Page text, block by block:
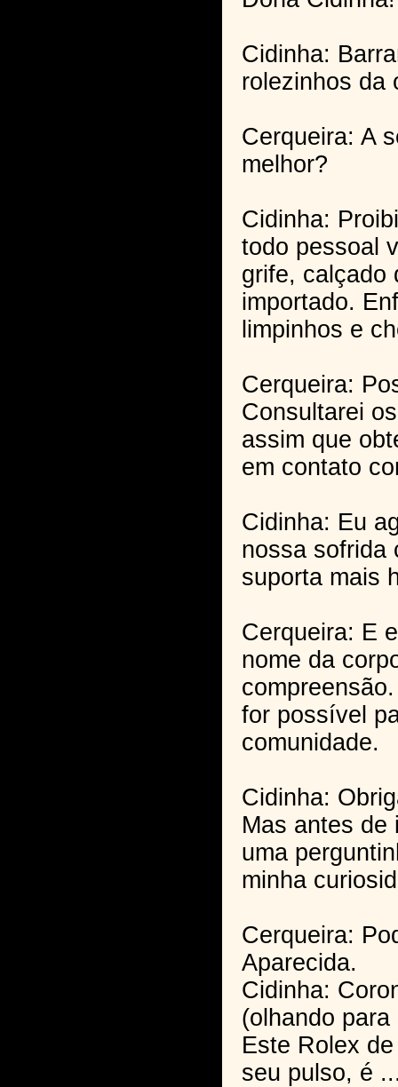
Cidinha:
rolezinhos da
Cerqueira: A
melhor?
Cidinha:
todo pessoal
grife, calçado
importado.
limpinhos e
Cerqueira:
Consultarei
assim que
em contato
Cidinha: Eu
nossa sofrida
suporta mais
Cerqueira: E
nome da
for possível
comunidade.
Cidinha:
Mas antes de
uma
minha
Cerqueira:
Aparecida.
Cidinha:
(olhando
Este Rolex
seu pulso, é